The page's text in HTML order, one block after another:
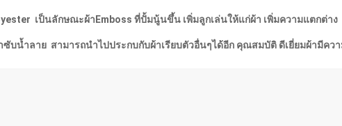
เป็นลักษณะผ้าEmboss ที่ปั้มนู้นขึ้น เพิ่มลูกเล่นให้แก่ผ้า เพิ่มความแตกต่าง
ซับน้ำลาย สามารถนำไปประกบกับผ้าเรียบตัวอื่นๆได้อีก คุณสมบัติ ดีเยี่ยมผ้ามีค